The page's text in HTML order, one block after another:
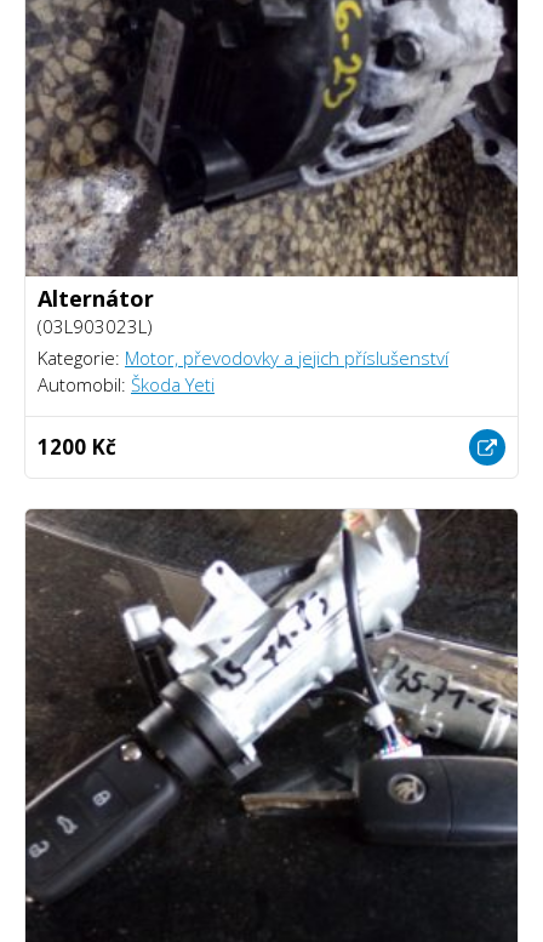
Alternátor
(03L903023L)
Kategorie: Motor, převodovky a jejich příslušenství
Automobil: Škoda Yeti
1200 Kč